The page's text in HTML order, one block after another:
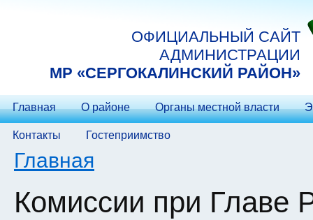
ОФИЦИАЛЬНЫЙ САЙТ
АДМИНИСТРАЦИИ
МP «СЕРГОКАЛИНСКИЙ РАЙОН»
Главная О районе Органы местной власти
Контакты Гостеприимство
Вы здесь
Главная
Комиссии при Главе